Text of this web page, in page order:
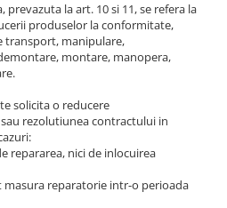
prevazuta la art. 10 si 11, se refera la
produselor la conformitate,
transport, manipulare,
montare, manopera,
solicita o reducere
rezolutiunea contractului in
repararea, nici de inlocuirea
masura reparatorie intr-o perioada